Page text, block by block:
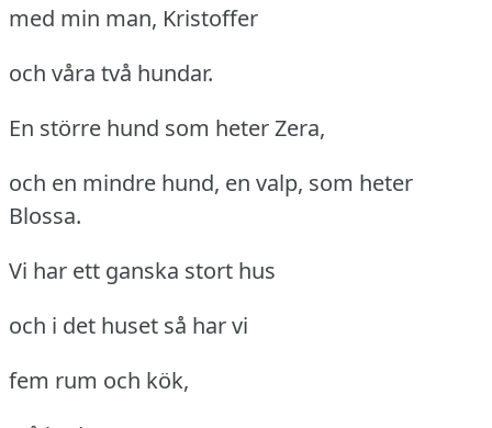
med min man, Kristoffer
och våra två hundar.
En större hund som heter Zera,
och en mindre hund, en valp, som heter
Blossa.
Vi har ett ganska stort hus
och i det huset så har vi
fem rum och kök,